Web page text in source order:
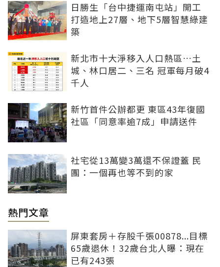
日勝生「台中捷運南屯站」開工
打造地上27層、地下5層智慧綠建
築
新北市十大淨移入人口熱區…土
城、林口居二、三名 冠軍每月破4
千人
新竹首件公辦都更 東區43年復國
社區「同意率逾7成」申請送件
社宅從13萬變3萬還不保證蓋 民
團：一個再也等不到的家
熱門文章
屏東套房＋存股千張00878...目標
65歲退休！32歲台北人曝：現在
已有243張